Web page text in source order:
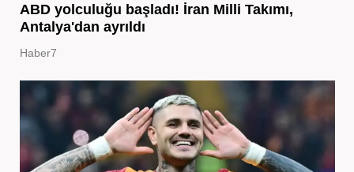
ABD yolculuğu başladı! İran Milli Takımı,
Antalya'dan ayrıldı
Haber7